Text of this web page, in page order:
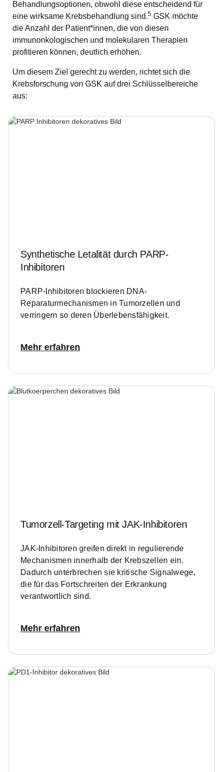
Behandlungsoptionen, obwohl diese entscheidend für
eine wirksame Krebsbehandlung sind.5 GSK möchte
die Anzahl der Patient*innen, die von diesen
immunonkologischen und molekularen Therapien
profitieren können, deutlich erhöhen.
Um diesem Ziel gerecht zu werden, richtet sich die
Krebsforschung von GSK auf drei Schlüsselbereiche
aus:
Synthetische Letalität durch PARP-
Inhibitoren
PARP-Inhibitoren blockieren DNA-
Reparaturmechanismen in Tumorzellen und
verringern so deren Überlebensfähigkeit.
Mehr erfahren
Tumorzell-Targeting mit JAK-Inhibitoren
JAK-Inhibitoren greifen direkt in regulierende
Mechanismen innerhalb der Krebszellen ein.
Dadurch unterbrechen sie kritische Signalwege,
die für das Fortschreiten der Erkrankung
verantwortlich sind.
Mehr erfahren